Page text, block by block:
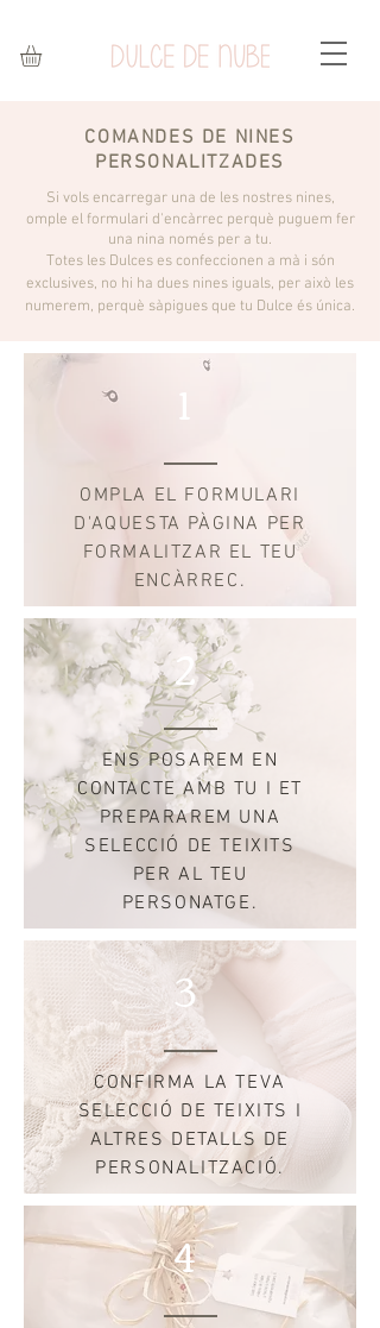
COMANDES DE NINES
PERSONALITZADES
Si vols encarregar una de les nostres nines,
omple el formulari d'encàrrec perquè puguem fer
una nina només per a tu.
Totes les Dulces es confeccionen a mà i són
exclusives, no hi ha dues nines iguals, per això les
numerem, perquè sàpigues que tu Dulce és única.
1
OMPLA EL FORMULARI
D'AQUESTA PÀGINA PER
FORMALITZAR EL TEU
ENCÀRREC.
2
ENS POSAREM EN
CONTACTE AMB TU I ET
PREPARAREM UNA
SELECCIÓ DE TEIXITS
PER AL TEU
PERSONATGE.
3
CONFIRMA LA TEVA
SELECCIÓ DE TEIXITS I
ALTRES DETALLS DE
PERSONALITZACIÓ.
4